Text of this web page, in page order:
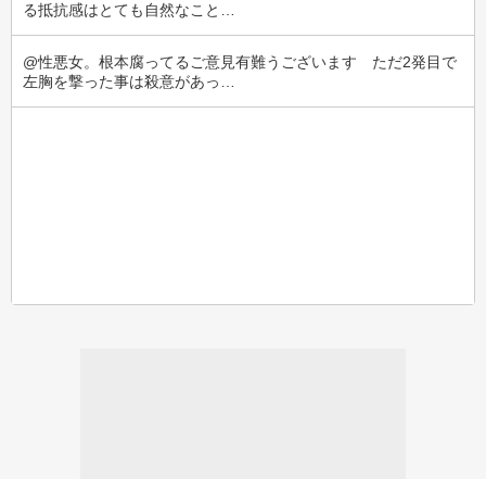
る抵抗感はとても自然なこと…
@性悪女。根本腐ってるご意見有難うございます　ただ2発目で
左胸を撃った事は殺意があっ…